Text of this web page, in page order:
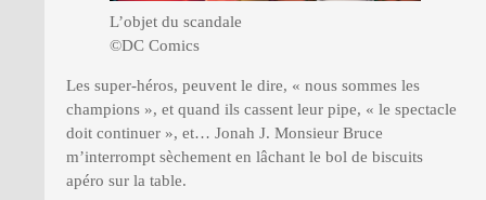
L’objet du scandale
©DC Comics
Les super-héros, peuvent le dire, « nous sommes les
champions », et quand ils cassent leur pipe, « le spectacle
doit continuer », et… Jonah J. Monsieur Bruce
m’interrompt sèchement en lâchant le bol de biscuits
apéro sur la table.